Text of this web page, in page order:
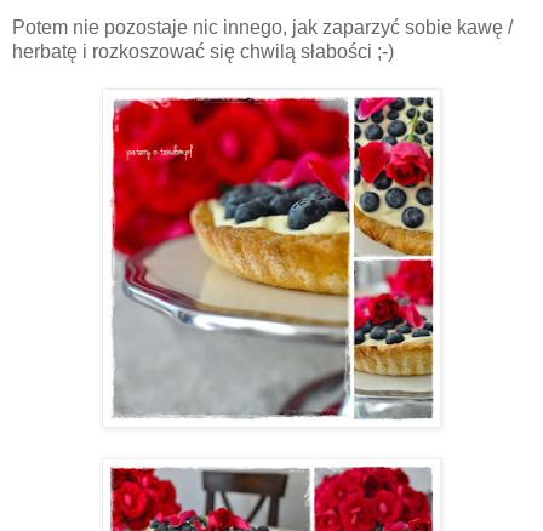
Potem nie pozostaje nic innego, jak zaparzyć sobie kawę /
herbatę i rozkoszować się chwilą słabości ;-)